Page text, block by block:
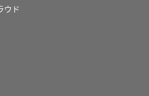
ウド